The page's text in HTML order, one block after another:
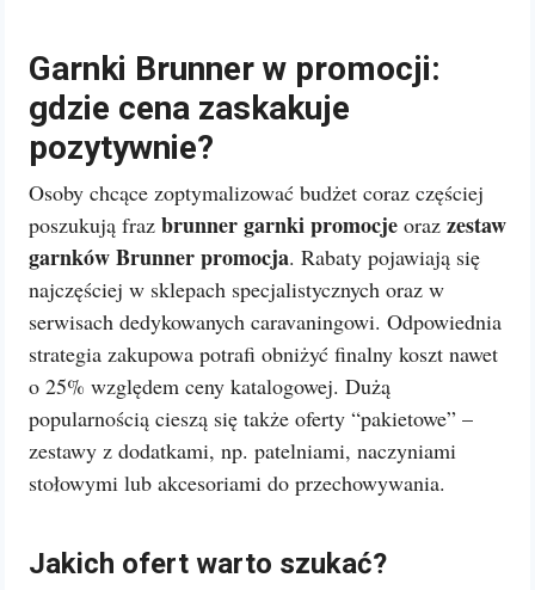
Garnki Brunner w promocji:
gdzie cena zaskakuje
pozytywnie?
Osoby chcące zoptymalizować budżet coraz częściej
poszukują fraz brunner garnki promocje oraz zestaw
garnków Brunner promocja. Rabaty pojawiają się
najczęściej w sklepach specjalistycznych oraz w
serwisach dedykowanych caravaningowi. Odpowiednia
strategia zakupowa potrafi obniżyć finalny koszt nawet
o 25% względem ceny katalogowej. Dużą
popularnością cieszą się także oferty “pakietowe” –
zestawy z dodatkami, np. patelniami, naczyniami
stołowymi lub akcesoriami do przechowywania.
Jakich ofert warto szukać?